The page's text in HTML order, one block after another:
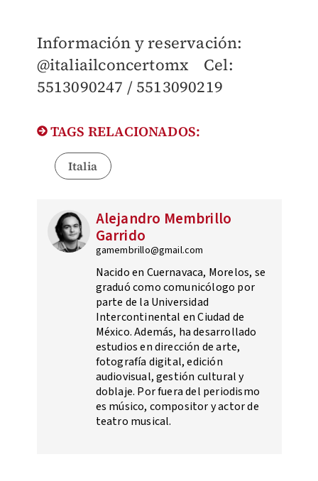
Información y reservación:
@italiailconcertomx Cel:
5513090247 / 5513090219
TAGS RELACIONADOS:
Italia
Alejandro Membrillo
Garrido
gamembrillo@gmail.com
Nacido en Cuernavaca, Morelos, se
graduó como comunicólogo por
parte de la Universidad
Intercontinental en Ciudad de
México. Además, ha desarrollado
estudios en dirección de arte,
fotografía digital, edición
audiovisual, gestión cultural y
doblaje. Por fuera del periodismo
es músico, compositor y actor de
teatro musical.